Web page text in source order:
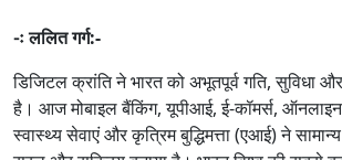
-ः ललित गर्ग:-
डिजिटल क्रांति ने भारत को अभूतपूर्व गति, सुविधा और
है। आज मोबाइल बैंकिंग, यूपीआई, ई-कॉमर्स, ऑनलाइन
स्वास्थ्य सेवाएं और कृत्रिम बुद्धिमत्ता (एआई) ने